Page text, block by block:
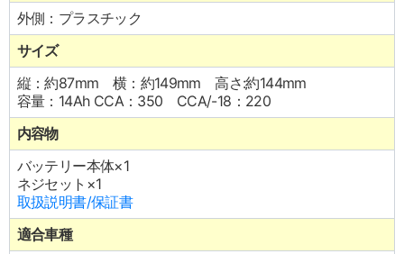
外側：プラスチック
サイズ
縦：約87mm 横：約149mm 高さ:約144mm
容量：14Ah CCA：350 CCA/-18：220
内容物
バッテリー本体×1
ネジセット×1
取扱説明書/保証書
適合車種